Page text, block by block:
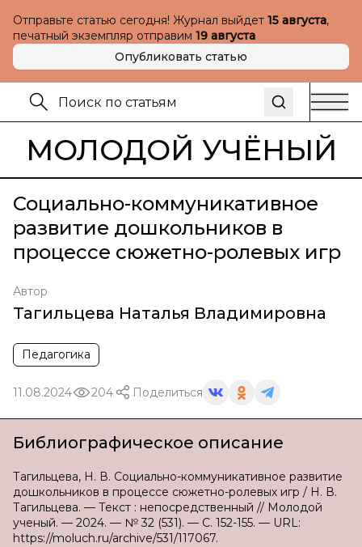
Отправьте статью сегодня! Журнал выйдет 15 августа,
печатный экземпляр отправим 19 августа
Опубликовать статью
МОЛОДОЙ УЧЁНЫЙ
Социально-коммуникативное
развитие дошкольников в
процессе сюжетно-ролевых игр
Автор
Тагильцева Наталья Владимировна
Педагогика
11.08.2024 204 Поделиться
Библиографическое описание
Тагильцева, Н. В. Социально-коммуникативное развитие
дошкольников в процессе сюжетно-ролевых игр / Н. В.
Тагильцева. — Текст : непосредственный // Молодой
ученый. — 2024. — № 32 (531). — С. 152-155. — URL:
https://moluch.ru/archive/531/117067.